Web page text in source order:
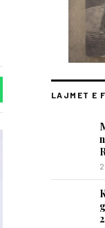
LAJMET E